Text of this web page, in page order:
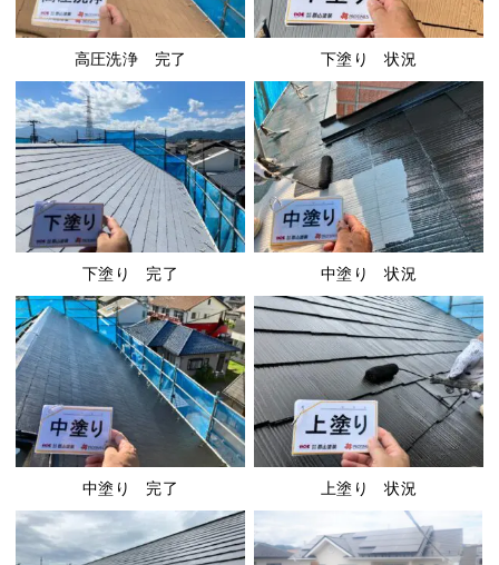
高圧洗浄 完了 下塗り 状況
下塗り 完了 中塗り 状況
中塗り 完了 上塗り 状況